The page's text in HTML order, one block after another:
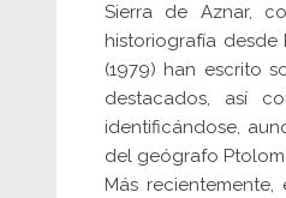
Sierra de Aznar,
historiografía desde
(1979) han escrito
destacados, así
identificándose,
del geógrafo
Más